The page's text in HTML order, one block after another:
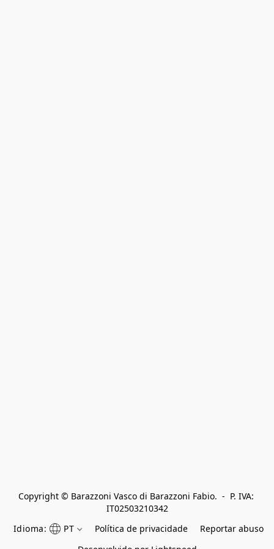
Copyright © Barazzoni Vasco di Barazzoni Fabio.  -  P. IVA:
IT02503210342
Idioma:
PT Política de privacidade
Reportar abuso